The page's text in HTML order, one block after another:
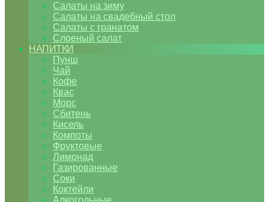
Салаты на зиму
Салаты на свадебный стол
Салаты с гранатом
Слоеный салат
НАПИТКИ
Пунш
Чай
Кофе
Квас
Морс
Сбитень
Кисель
Компоты
Фруктовые
Лимонад
Газированные
Соки
Коктейли
Алкогольные